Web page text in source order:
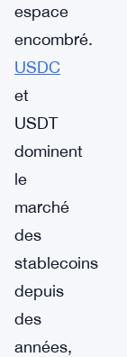
espace
encombré.
USDC
et
USDT
dominent
le
marché
des
stablecoins
depuis
des
années,